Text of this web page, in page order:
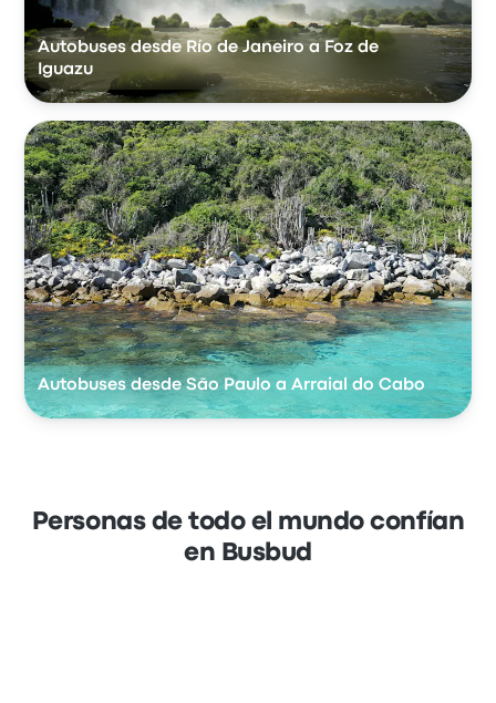
Autobuses desde Río de Janeiro a Foz de
Iguazu
Autobuses desde São Paulo a Arraial do Cabo
Personas de todo el mundo confían
en Busbud